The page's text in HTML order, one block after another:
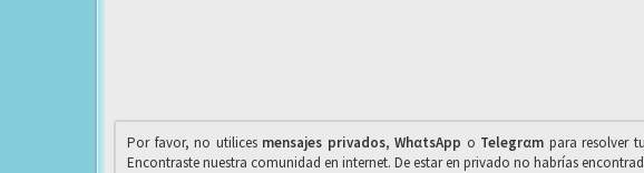
Por favor, no utilices mensajes privados,WhαtsApp o Telegrαm para resolver
Encontraste nuestra comunidad en internet. De estar en privado no habrías